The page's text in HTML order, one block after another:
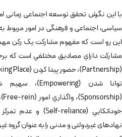
با این نگرش تحقق توسعه اجتماعی زمانی
سیاسی، اجتماعی و فرهنگی در امور مربوط
این رو است که مفهوم مشارکت یک رکن
مشاركت داراي مصاديق مختلفي است كه
نهادهای غیردولتی و مدنی را به عنوان گروه